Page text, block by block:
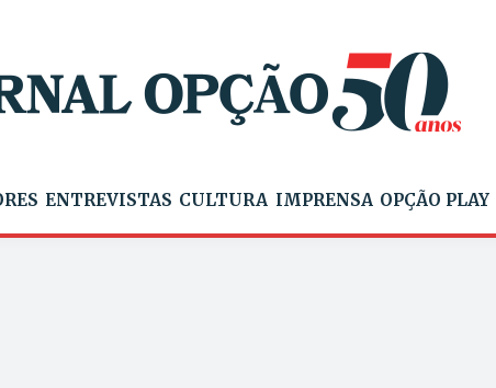
ENTREVISTAS CULTURA IMPRENSA OPÇÃO PLAY